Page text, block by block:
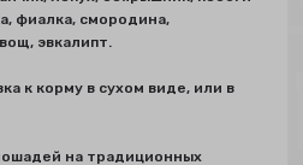
фиалка, смородина,
эвкалипт.
к корму в сухом виде, или в
на традиционных